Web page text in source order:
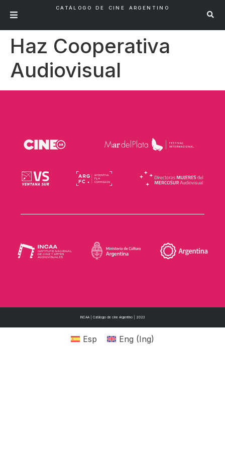
CATÁLOGO DE CINE ARGENTINO
Haz Cooperativa
Audiovisual
INCAA | Catálogo de cine Argentino | 2023
Esp Eng (Ing)